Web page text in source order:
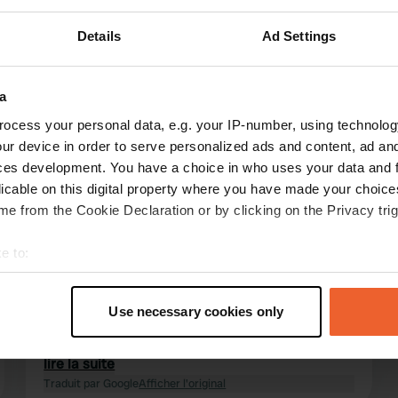
Details Ad Settings
your personal data, e.g. your IP-number, using
device in order to serve personalized ads and content, ad
development. You have a choice in who uses your data and
on this digital property where you have made your
from the Cookie Declaration or by clicking on the Privacy
to:
geographical location which can be accurate to within
personal data is processed and set your preferences in the
content and ads, to provide social media features and to
site with our social media, advertising and analytics
Use necessary cookies only
avis
J Joost&Cindy
avec des tables de pique-nique. Calme absolu la
forme. Dommage que l'eau ne fonctionnait pas,
mais on ne peut pas tout avoir dans un endroit
aussi exceptionnel et gratuit. Nous avons pu
garer notre camping-car de 8 mètres sans
lire la suite
Traduit par GoogleAfficher l'original